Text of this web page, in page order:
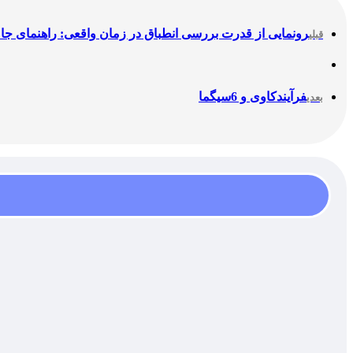
قبلیرونمایی از قدرت بررسی انطباق در زمان واقعی: راهنمای
بعدیفرآیندکاوی و 6سیگما